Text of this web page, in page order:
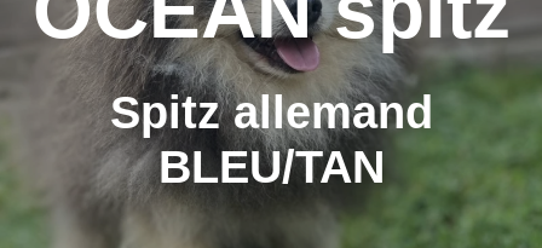
Spitz allemand
BLEU/TAN